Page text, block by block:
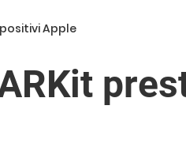
Apple